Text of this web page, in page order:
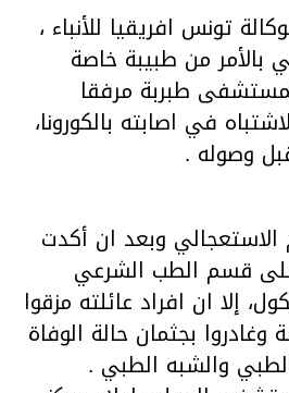
تونس افريقيا للأنباء ،
بالأمر من طبيبة خاصة
لمستشفى طبربة مرفقا
في اصابته بالكورونا،
وصوله .
وبعد ان أكدت
على قسم الطب الشرعي
إلا ان افراد عائلته مزقوا
وغادروا بجثمان حالة الوفاة
والشبه الطبي .